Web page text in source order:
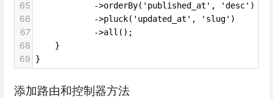
65
            ->orderBy('published_at', 'desc')
66
            ->pluck('updated_at', 'slug')
67
            ->all();
68
    }
69 }
添加路由和控制器方法